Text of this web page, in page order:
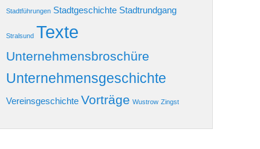
Stadtführungen Stadtgeschichte Stadtrundgang
Stralsund Texte
Unternehmensbroschüre
Unternehmensgeschichte
Vereinsgeschichte Vorträge Wustrow Zingst